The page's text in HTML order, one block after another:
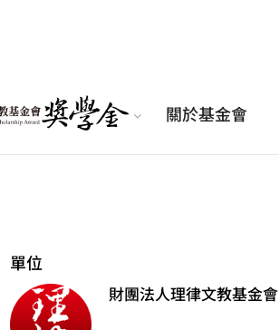
關於基金會
單位
財團法人理律文教基金會